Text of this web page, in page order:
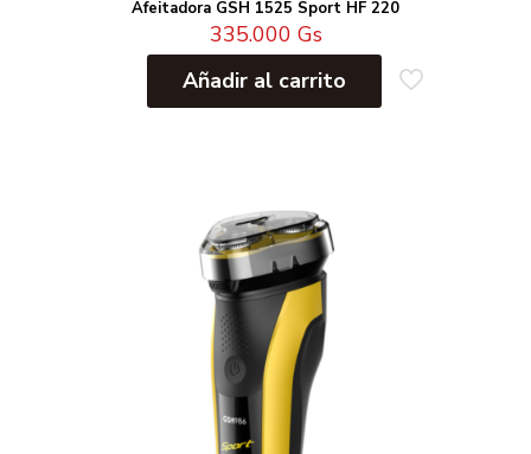
Afeitadora GSH 1525 Sport HF 220
335.000 Gs
Añadir al carrito